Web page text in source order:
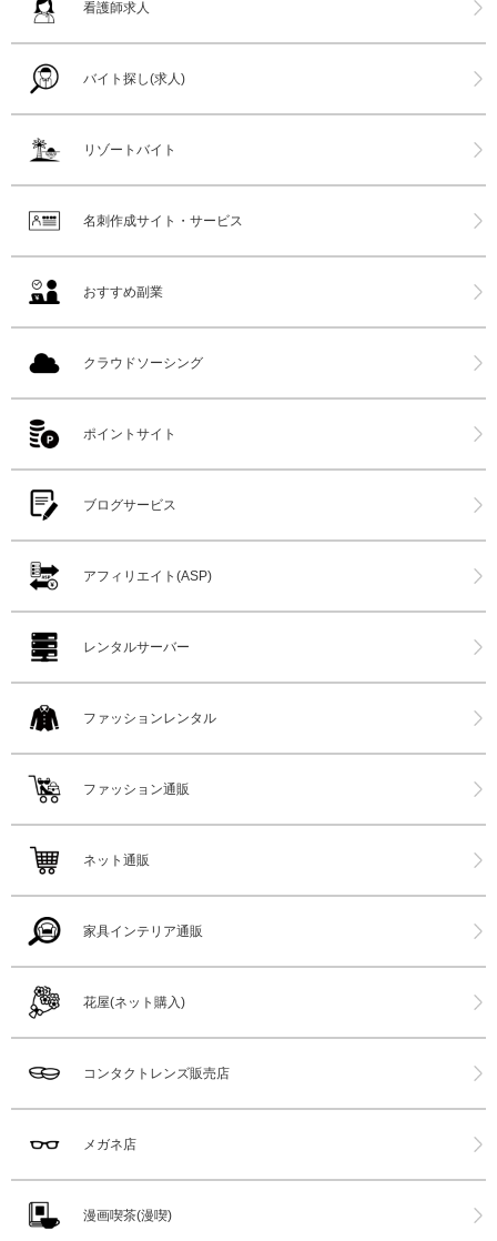
看護師求人
バイト探し(求人)
リゾートバイト
名刺作成サイト・サービス
おすすめ副業
クラウドソーシング
ポイントサイト
ブログサービス
アフィリエイト(ASP)
レンタルサーバー
ファッションレンタル
ファッション通販
ネット通販
家具インテリア通販
花屋(ネット購入)
コンタクトレンズ販売店
メガネ店
漫画喫茶(漫喫)